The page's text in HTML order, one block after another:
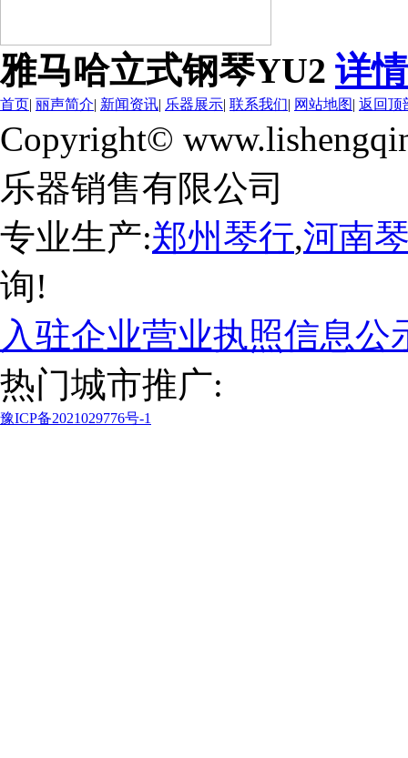
雅马哈立式钢琴YU2 详情
首页| 丽声简介| 新闻资讯| 乐器展示| 联系我们| 网站地图| 返回顶
Copyright©
乐器销售有限公司
专业生产:郑州琴行,河南
询!
入驻企业营业执照信息公
热门城市推广:
豫ICP备2021029776号-1